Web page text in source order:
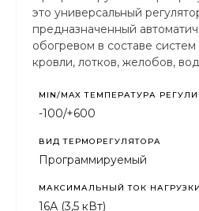
это универсальный
предназначенный
обогревом в составе
кровли, лотков, желобов,
очистки их поверхностей от
атмосферных осадков и
MIN/MAX ТЕМПЕРАТУРА
-100/+600
ВИД ТЕРМОРЕГУЛЯТОРА
Программируемый
МАКСИМАЛЬНЫЙ ТОК НАГРУЗКИ
16А (3,5 кВт)